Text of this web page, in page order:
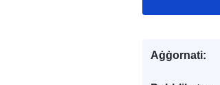
Aġġornati: